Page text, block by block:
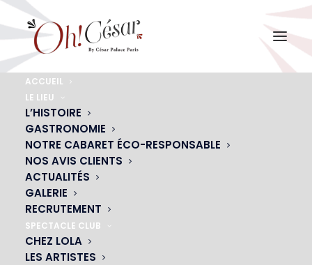
ACCUEIL
LE LIEU
L’HISTOIRE
GASTRONOMIE
NOTRE CABARET ÉCO-RESPONSABLE
NOS AVIS CLIENTS
ACTUALITÉS
GALERIE
RECRUTEMENT
SPECTACLE CLUB
CHEZ LOLA
LES ARTISTES
vignette-menu-fete-dej-groupes
Accueil
vignette-menu-fete-dej-groupes